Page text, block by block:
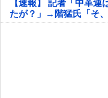
【速報】 記者「中革
たが？」→階猛氏「そ